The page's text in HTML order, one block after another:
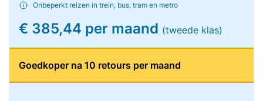
Onbeperkt reizen in trein, bus, tram en metro
€ 385,44 per maand (tweede klas)
Goedkoper na 10 retours per maand